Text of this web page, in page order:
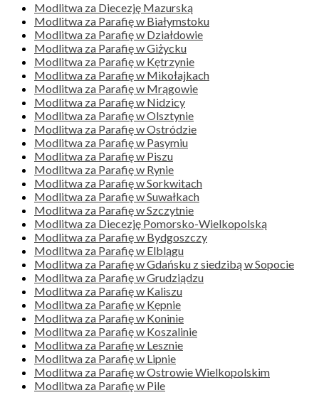
Modlitwa za Diecezję Mazurską
Modlitwa za Parafię w Białymstoku
Modlitwa za Parafię w Działdowie
Modlitwa za Parafię w Giżycku
Modlitwa za Parafię w Kętrzynie
Modlitwa za Parafię w Mikołajkach
Modlitwa za Parafię w Mrągowie
Modlitwa za Parafię w Nidzicy
Modlitwa za Parafię w Olsztynie
Modlitwa za Parafię w Ostródzie
Modlitwa za Parafię w Pasymiu
Modlitwa za Parafię w Piszu
Modlitwa za Parafię w Rynie
Modlitwa za Parafię w Sorkwitach
Modlitwa za Parafię w Suwałkach
Modlitwa za Parafię w Szczytnie
Modlitwa za Diecezję Pomorsko-Wielkopolską
Modlitwa za Parafię w Bydgoszczy
Modlitwa za Parafię w Elblągu
Modlitwa za Parafię w Gdańsku z siedzibą w Sopocie
Modlitwa za Parafię w Grudziądzu
Modlitwa za Parafię w Kaliszu
Modlitwa za Parafię w Kępnie
Modlitwa za Parafię w Koninie
Modlitwa za Parafię w Koszalinie
Modlitwa za Parafię w Lesznie
Modlitwa za Parafię w Lipnie
Modlitwa za Parafię w Ostrowie Wielkopolskim
Modlitwa za Parafię w Pile